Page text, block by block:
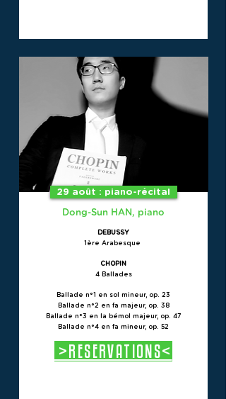
29 août : piano-récital
Dong-Sun HAN, piano
DEBUSSY
1ère Arabesque
CHOPIN
4 Ballades
Ballade n°1 en sol mineur, op. 23
Ballade n°2 en fa majeur, op. 38
Ballade n°3 en la bémol majeur, op. 47
Ballade n°4 en fa mineur, op. 52
>RESERVATIONS<